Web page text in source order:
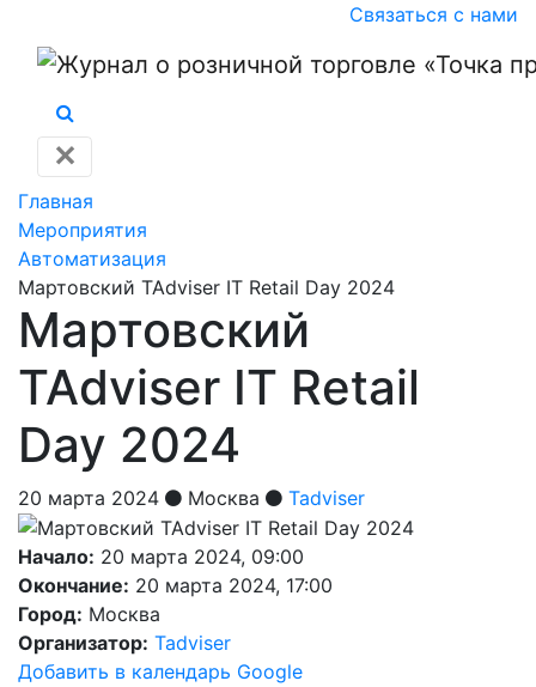
Связаться с нами
✕
Главная
Мероприятия
Автоматизация
Мартовский TAdviser IT Retail Day 2024
Мартовский
TAdviser IT Retail
Day 2024
20 марта 2024 Москва Tadviser
Начало: 20 марта 2024, 09:00
Окончание: 20 марта 2024, 17:00
Город: Москва
Организатор: Tadviser
Добавить в календарь Google